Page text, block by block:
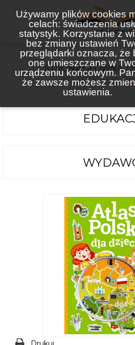
Używamy plików cookies
celach: świadczenia
statystyk. Korzystanie z
bez zmiany ustawień
przeglądarki oznacza, że
one umieszczane w
urządzeniu końcowym.
że zawsze możesz
ustawienia.
STRONA GŁÓWNA
ATLAS POLSKI